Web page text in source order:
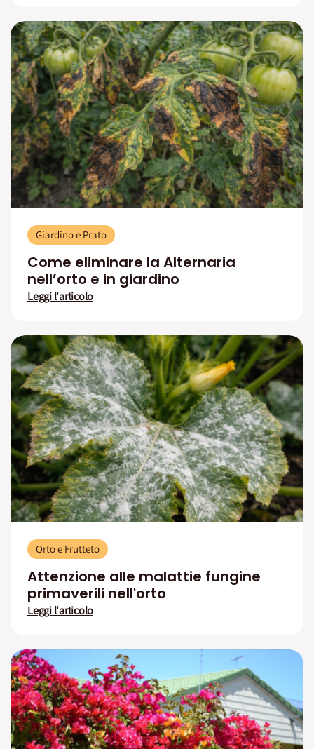
Giardino e Prato
Come eliminare la Alternaria
nell’orto e in giardino
Leggi l'articolo
Orto e Frutteto
Attenzione alle malattie fungine
primaverili nell'orto
Leggi l'articolo